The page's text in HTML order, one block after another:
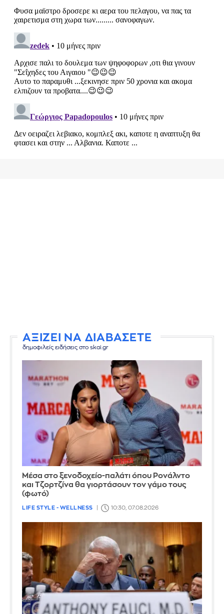
ΑΞΙΖΕΙ ΝΑ ΔΙΑΒΑΣΕΤΕ
δημοφιλείς ειδήσεις στο skai.gr
Μέσα στο ξενοδοχείο-παλάτι όπου Ρονάλντο
και Τζορτζίνα θα γιορτάσουν τον γάμο τους
(φωτό)
LIFE STYLE - WELLNESS 10:30, 07.08.2026